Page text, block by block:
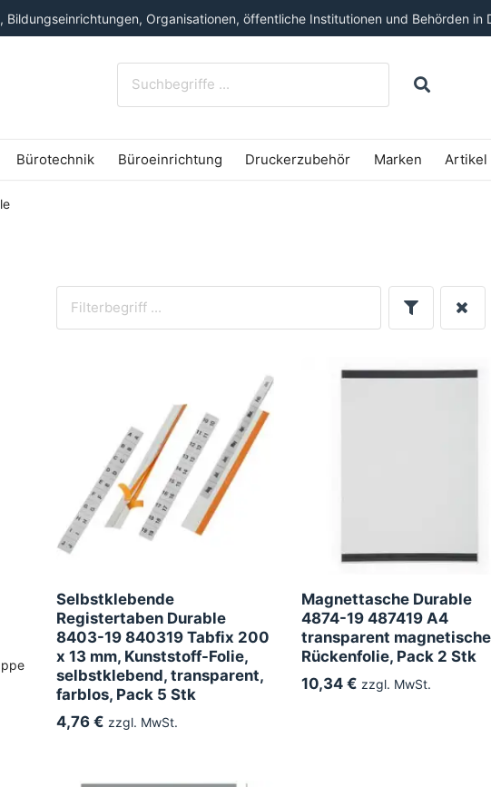
Organisationen, öffentliche Institutionen und Behörden in
Bürotechnik Büroeinrichtung Druckerzubehör Marken Artikel
Selbstklebende
Registertaben Durable
8403-19 840319 Tabfix 200
x 13 mm, Kunststoff-Folie,
selbstklebend, transparent,
farblos, Pack 5 Stk
4,76 € zzgl. MwSt.
Magnettasche Durable
4874-19 487419 A4
transparent magnetische
Rückenfolie, Pack 2 Stk
10,34 € zzgl. MwSt.